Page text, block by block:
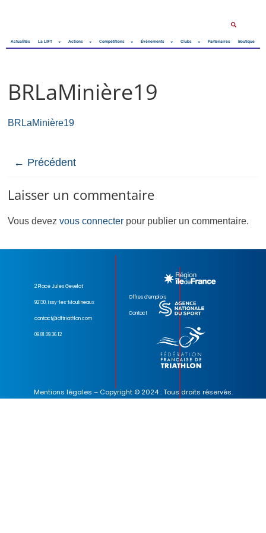
Actualités La LIFT Actions Compétitions Événements Clubs Partenaires Boutique
BRLaMinière19
BRLaMinière19
← Précédent
Laisser un commentaire
Vous devezvous connecter pour publier un commentaire.
2 Place Jules Gevelot
92130, Issy-les-Moulineaux
contact@idftriathlon.com
09.81.09.36.12
Offres d’emplois
Contact
Mentions légales – Copyright © 2024 . Tous droits réservés.